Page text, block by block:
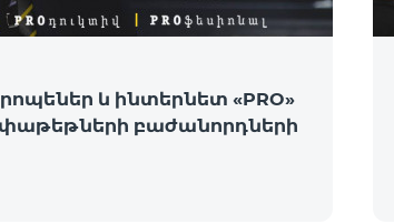
և ինտերնետ «PRO»
բաժանորդների